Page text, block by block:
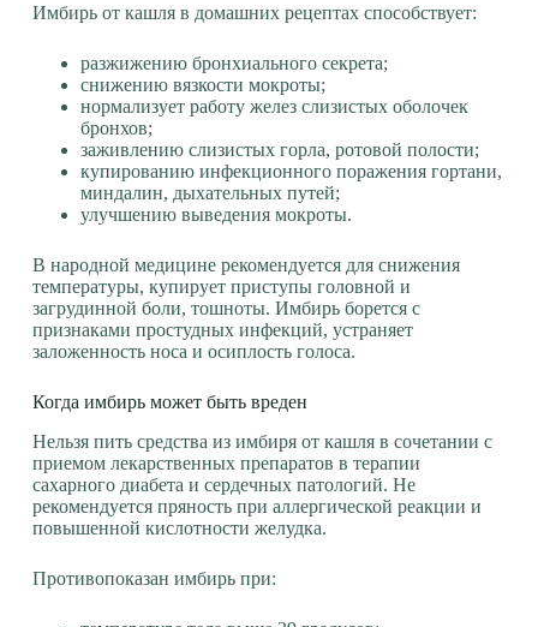
Имбирь от кашля в домашних рецептах способствует:
разжижению бронхиального секрета;
снижению вязкости мокроты;
нормализует работу желез слизистых оболочек
бронхов;
заживлению слизистых горла, ротовой полости;
купированию инфекционного поражения гортани,
миндалин, дыхательных путей;
улучшению выведения мокроты.
В народной медицине рекомендуется для снижения
температуры, купирует приступы головной и
загрудинной боли, тошноты. Имбирь борется с
признаками простудных инфекций, устраняет
заложенность носа и осиплость голоса.
Когда имбирь может быть вреден
Нельзя пить средства из имбиря от кашля в сочетании с
приемом лекарственных препаратов в терапии
сахарного диабета и сердечных патологий. Не
рекомендуется пряность при аллергической реакции и
повышенной кислотности желудка.
Противопоказан имбирь при: